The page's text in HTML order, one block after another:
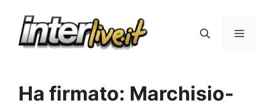
Menu
Ha firmato: Marchisio-